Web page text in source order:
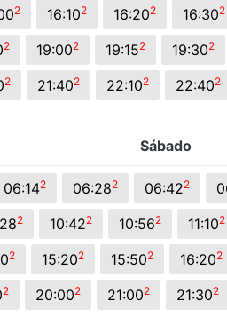
2 16:102 16:202 16:302
2 19:002 19:152 19:302
2 21:402 22:102 22:402
Sábado
06:142 06:282 06:422
2 10:422 10:562 11:102
2 15:202 15:502 16:202
2 20:002 21:002 21:302